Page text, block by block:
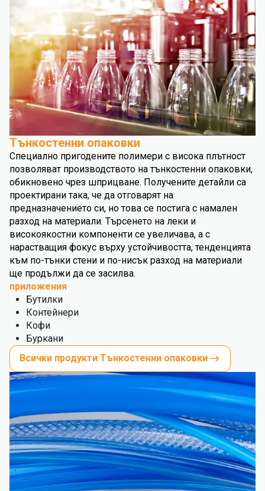
Тънкостенни опаковки
Специално пригодените полимери с висока плътност
позволяват производството на тънкостенни опаковки,
обикновено чрез шприцване. Получените детайли са
проектирани така, че да отговарят на
предназначението си, но това се постига с намален
разход на материали. Търсенето на леки и
високоякостни компоненти се увеличава, а с
нарастващия фокус върху устойчивостта, тенденцията
към по-тънки стени и по-нисък разход на материали
ще продължи да се засилва.
приложения
Бутилки
Контейнери
Кофи
Буркани
Всички продукти Тънкостенни опаковки